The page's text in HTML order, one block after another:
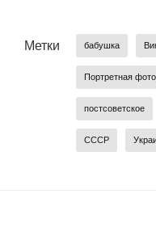
Метки бабушка
Портретная
постсоветское
СССР